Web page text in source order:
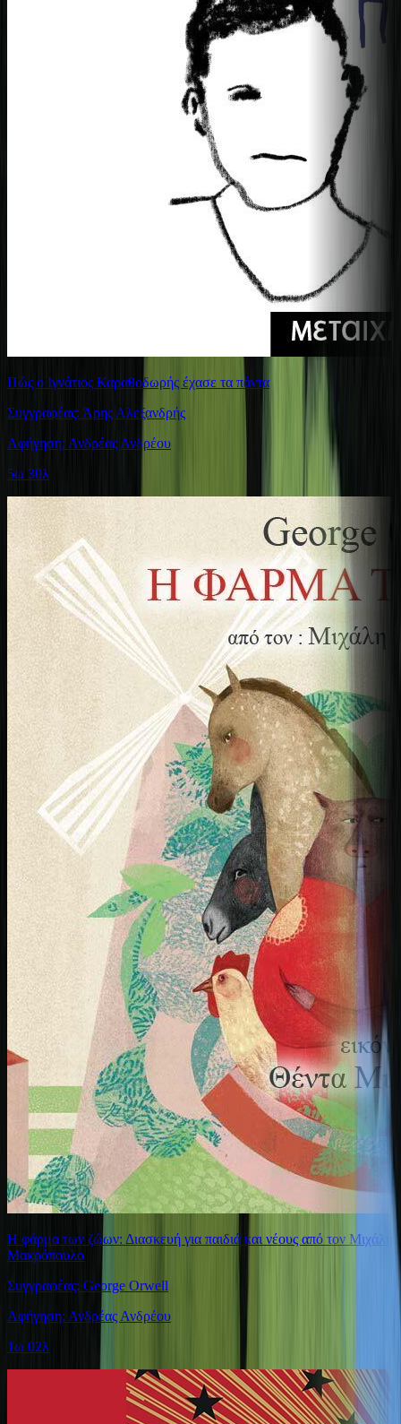
Πώς ο Ιγνάτιος Καραθοδωρής έχασε τα πάντα
Συγγραφέας: Άρης Αλεξανδρής
Αφήγηση: Ανδρέας Ανδρέου
5ω 30λ
Η φάρμα των ζώων: Διασκευή για παιδιά και νέους από τον Μιχάλη
Μακρόπουλο
Συγγραφέας: George Orwell
Αφήγηση: Ανδρέας Ανδρέου
1ω 02λ